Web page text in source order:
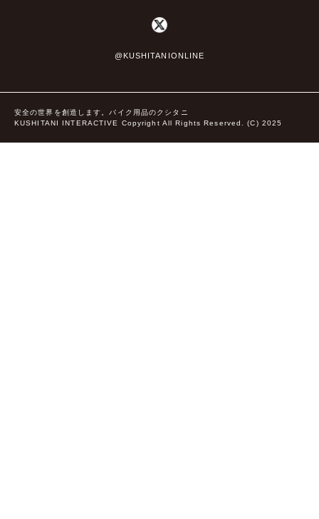
@KUSHITANIONLINE
安全の世界を創造します。バイク用品のクシタニ
KUSHITANI INTERACTIVE Copyright All Rights Reserved. (C) 2025